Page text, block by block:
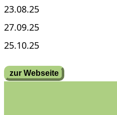
23.08.25
27.09.25
25.10.25
zur Webseite